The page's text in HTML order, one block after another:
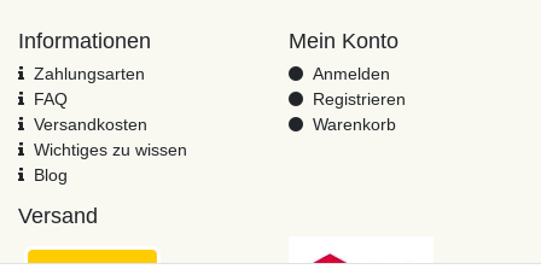
Informationen
Zahlungsarten
FAQ
Versandkosten
Wichtiges zu wissen
Blog
Mein Konto
Anmelden
Registrieren
Warenkorb
Versand